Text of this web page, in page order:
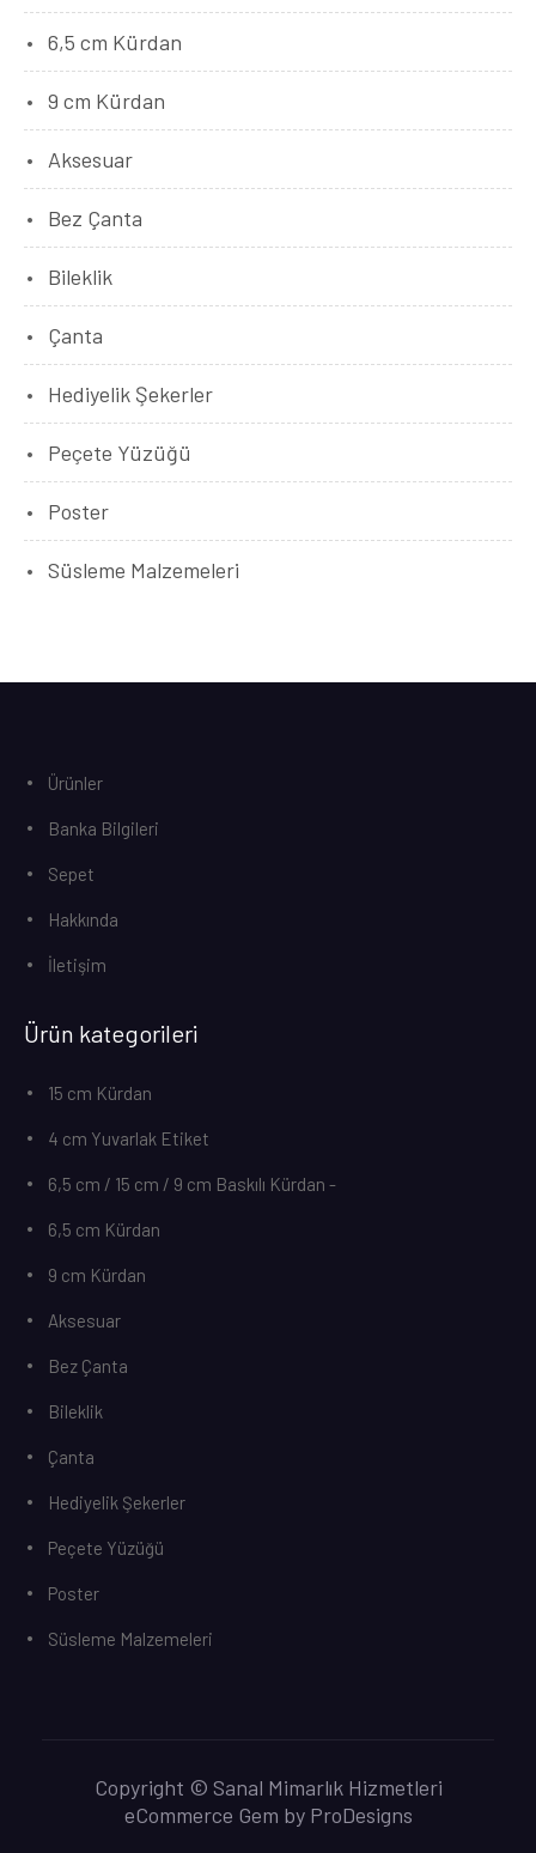
6,5 cm Kürdan
9 cm Kürdan
Aksesuar
Bez Çanta
Bileklik
Çanta
Hediyelik Şekerler
Peçete Yüzüğü
Poster
Süsleme Malzemeleri
Ürünler
Banka Bilgileri
Sepet
Hakkında
İletişim
Ürün kategorileri
15 cm Kürdan
4 cm Yuvarlak Etiket
6,5 cm / 15 cm / 9 cm Baskılı Kürdan -
6,5 cm Kürdan
9 cm Kürdan
Aksesuar
Bez Çanta
Bileklik
Çanta
Hediyelik Şekerler
Peçete Yüzüğü
Poster
Süsleme Malzemeleri
Copyright © Sanal Mimarlık Hizmetleri
eCommerce Gem by ProDesigns